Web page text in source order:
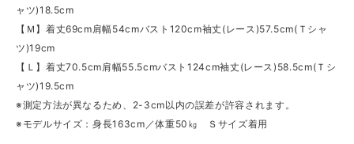
ャツ)18.5cm
【Ｍ】着丈69cm肩幅54cmバスト120cm袖丈(レース)57.5cm(Ｔシャ
ツ)19cm
【Ｌ】着丈70.5cm肩幅55.5cmバスト124cm袖丈(レース)58.5cm(Ｔシ
ャツ)19.5cm
※測定方法が異なるため、2-3cm以内の誤差が許容されます。
※モデルサイズ：身長163cm／体重50㎏ Ｓサイズ着用